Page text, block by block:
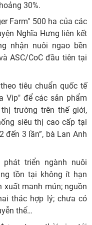
30%.
Farm" 500 ha của các
Nghĩa Hưng liên kết
nhận nuôi ngao bền
ASC/CoC đầu tiên tại
tiêu chuẩn quốc tế
Vip" để các sản phẩm
trường trên thế giới,
siêu thị cao cấp tại
đến 3 lần”, bà Lan Anh
triển ngành nuôi
tồn tại không ít hạn
xuất manh mún; nguồn
thác hợp lý; chưa có
thể…